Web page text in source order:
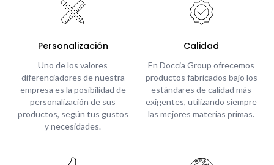
Personalización
Uno de los valores
diferenciadores de nuestra
empresa es la posibilidad de
personalización de sus
productos, según tus gustos
y necesidades.
Calidad
En Doccia Group ofrecemos
productos fabricados bajo los
estándares de calidad más
exigentes, utilizando siempre
las mejores materias primas.